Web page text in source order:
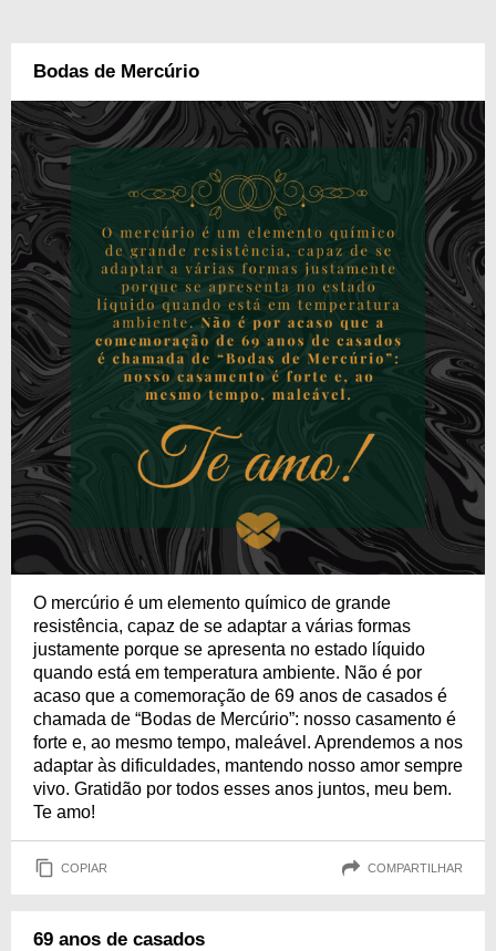
Bodas de Mercúrio
O mercúrio é um elemento químico de grande
resistência, capaz de se adaptar a várias formas
justamente porque se apresenta no estado líquido
quando está em temperatura ambiente. Não é por
acaso que a comemoração de 69 anos de casados é
chamada de “Bodas de Mercúrio”: nosso casamento é
forte e, ao mesmo tempo, maleável. Aprendemos a nos
adaptar às dificuldades, mantendo nosso amor sempre
vivo. Gratidão por todos esses anos juntos, meu bem.
Te amo!
COPIAR COMPARTILHAR
69 anos de casados